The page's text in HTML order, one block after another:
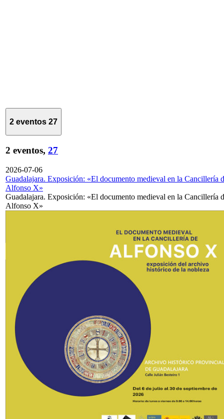
2 eventos 27
2 eventos, 27
2026-07-06
Guadalajara. Exposición: «El documento medieval en la Cancillería
Alfonso X»
Guadalajara. Exposición: «El documento medieval en la Cancillería
Alfonso X»